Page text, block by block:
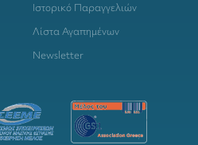
Ιστορικό Παραγγελιών
Λίστα Αγαπημένων
Newsletter